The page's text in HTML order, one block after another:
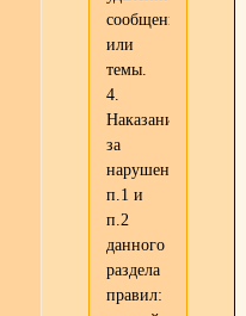
сообщения
или
темы.
4.
Наказание
за
нарушение
п.1 и
п.2
данного
раздела
правил: